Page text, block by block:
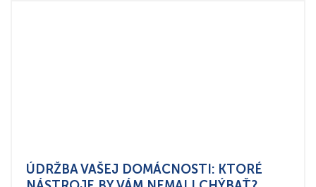
ÚDRŽBA VAŠEJ DOMÁCNOSTI: KTORÉ